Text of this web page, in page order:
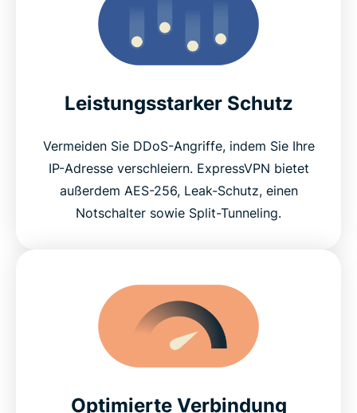
Leistungsstarker Schutz
Vermeiden Sie DDoS-Angriffe, indem Sie Ihre
IP-Adresse verschleiern. ExpressVPN bietet
außerdem AES-256, Leak-Schutz, einen
Notschalter sowie Split-Tunneling.
Optimierte Verbindung